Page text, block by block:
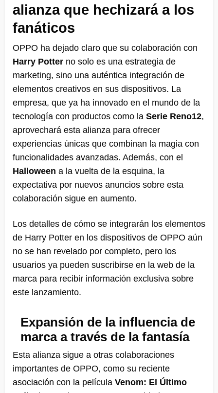
alianza que hechizará a los
fanáticos
OPPO ha dejado claro que su colaboración con
Harry Potter no solo es una estrategia de
marketing, sino una auténtica integración de
elementos creativos en sus dispositivos. La
empresa, que ya ha innovado en el mundo de la
tecnología con productos como la Serie Reno12,
aprovechará esta alianza para ofrecer
experiencias únicas que combinan la magia con
funcionalidades avanzadas. Además, con el
Halloween a la vuelta de la esquina, la
expectativa por nuevos anuncios sobre esta
colaboración sigue en aumento.
Los detalles de cómo se integrarán los elementos
de Harry Potter en los dispositivos de OPPO aún
no se han revelado por completo, pero los
usuarios ya pueden suscribirse en la web de la
marca para recibir información exclusiva sobre
este lanzamiento.
Expansión de la influencia de
marca a través de la fantasía
Esta alianza sigue a otras colaboraciones
importantes de OPPO, como su reciente
asociación con la película Venom: El Último